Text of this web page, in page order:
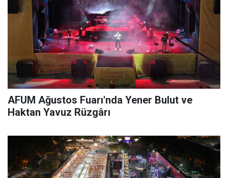
AFUM Ağustos Fuarı'nda Yener Bulut ve
Haktan Yavuz Rüzgârı